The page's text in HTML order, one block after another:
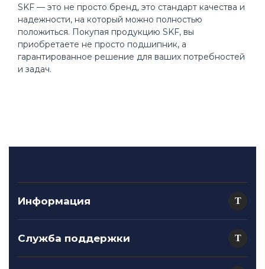
SKF — это не просто бренд, это стандарт качества и
надежности, на который можно полностью
положиться. Покупая продукцию SKF, вы
приобретаете не просто подшипник, а
гарантированное решение для ваших потребностей
и задач.
Информация
Служба поддержки